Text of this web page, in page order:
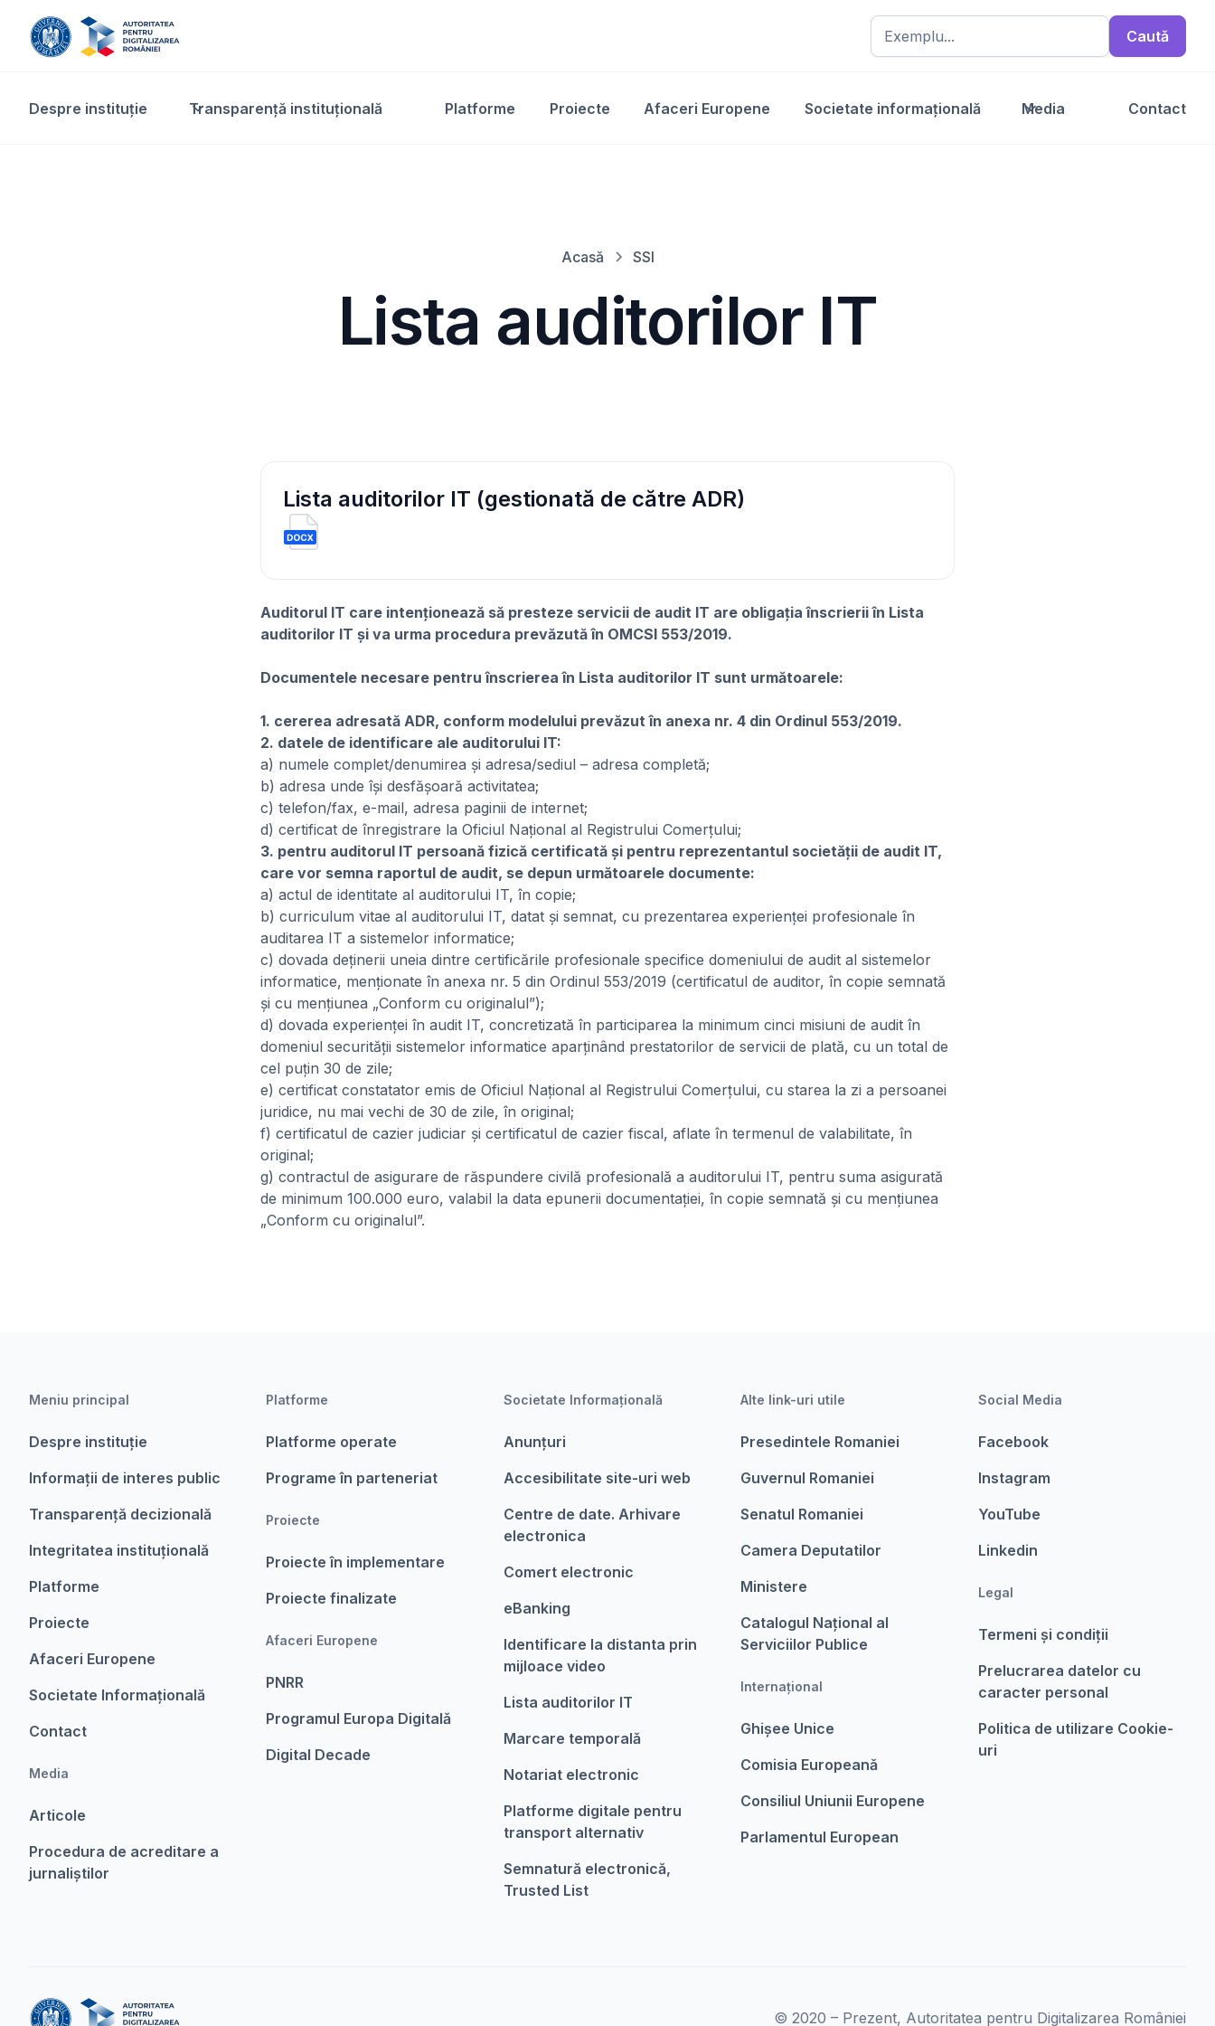
Despre instituție Transparență instituțională​ Platforme Proiecte Afaceri Europene Societate informațională Media Contact
Acasă SSI
Lista auditorilor IT
Lista auditorilor IT (gestionată de către ADR)
Auditorul IT care intenţionează să presteze servicii de audit IT are obligaţia înscrierii în Lista
auditorilor IT și va urma procedura prevăzută în OMCSI 553/2019.
Documentele necesare pentru înscrierea în Lista auditorilor IT sunt următoarele:
1. cererea adresată ADR, conform modelului prevăzut în anexa nr. 4 din Ordinul 553/2019.
2. datele de identificare ale auditorului IT:
a) numele complet/denumirea şi adresa/sediul – adresa completă;
b) adresa unde îşi desfăşoară activitatea;
c) telefon/fax, e-mail, adresa paginii de internet;
d) certificat de înregistrare la Oficiul Naţional al Registrului Comerţului;
3. pentru auditorul IT persoană fizică certificată şi pentru reprezentantul societăţii de audit IT,
care vor semna raportul de audit, se depun următoarele documente:
a) actul de identitate al auditorului IT, în copie;
b) curriculum vitae al auditorului IT, datat şi semnat, cu prezentarea experienţei profesionale în
auditarea IT a sistemelor informatice;
c) dovada deţinerii uneia dintre certificările profesionale specifice domeniului de audit al sistemelor
informatice, menţionate în anexa nr. 5 din Ordinul 553/2019 (certificatul de auditor, în copie semnată
şi cu menţiunea „Conform cu originalul”);
d) dovada experienţei în audit IT, concretizată în participarea la minimum cinci misiuni de audit în
domeniul securităţii sistemelor informatice aparţinând prestatorilor de servicii de plată, cu un total de
cel puţin 30 de zile;
e) certificat constatator emis de Oficiul Naţional al Registrului Comerţului, cu starea la zi a persoanei
juridice, nu mai vechi de 30 de zile, în original;
f) certificatul de cazier judiciar şi certificatul de cazier fiscal, aflate în termenul de valabilitate, în
original;
g) contractul de asigurare de răspundere civilă profesională a auditorului IT, pentru suma asigurată
de minimum 100.000 euro, valabil la data epunerii documentaţiei, în copie semnată şi cu menţiunea
„Conform cu originalul”.
Meniu principal
Despre instituție
Informații de interes public
Transparență decizională
Integritatea instituțională
Platforme
Proiecte
Afaceri Europene
Societate Informațională
Contact
Media
Articole
Procedura de acreditare a
jurnaliștilor
Platforme
Platforme operate
Programe în parteneriat
Proiecte
Proiecte în implementare
Proiecte finalizate
Afaceri Europene
PNRR
Programul Europa Digitalǎ
Digital Decade
Societate Informațională
Anunțuri
Accesibilitate site-uri web
Centre de date. Arhivare
electronica
Comert electronic
eBanking
Identificare la distanta prin
mijloace video
Lista auditorilor IT
Marcare temporalǎ
Notariat electronic
Platforme digitale pentru
transport alternativ
Semnatură electronică,
Trusted List
Alte link-uri utile
Presedintele Romaniei
Guvernul Romaniei
Senatul Romaniei
Camera Deputatilor
Ministere
Catalogul Național al
Serviciilor Publice
Internațional
Ghișee Unice
Comisia Europeanǎ
Consiliul Uniunii Europene
Parlamentul European
Social Media
Facebook
Instagram
YouTube
Linkedin
Legal
Termeni şi condiții
Prelucrarea datelor cu
caracter personal
Politica de utilizare Cookie-
uri
© 2020 – Prezent, Autoritatea pentru Digitalizarea României